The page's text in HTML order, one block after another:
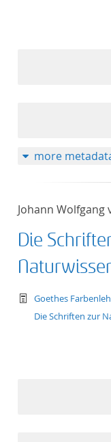
more
Johann Wolfgang
Die
text/
Goethes
Die Schriften zur